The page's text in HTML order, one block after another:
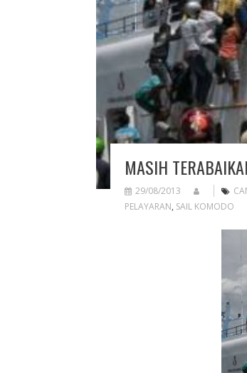
MASIH
29/08/2013
PELAYARAN, SAIL KOMODO